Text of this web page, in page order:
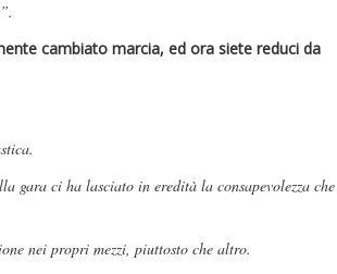
cambiato marcia, ed ora siete reduci da
gara ci ha lasciato in eredità la consapevolezza che
nei propri mezzi, piuttosto che altro.